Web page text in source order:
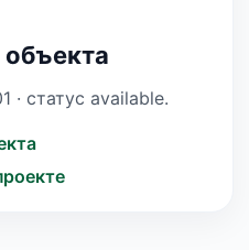
· статус available.